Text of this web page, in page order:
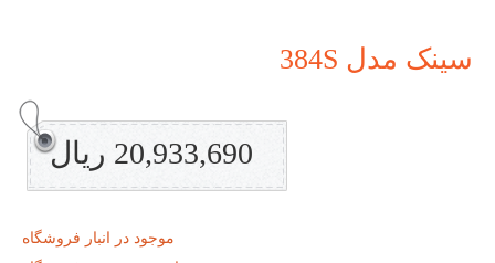
سینک مدل 384S
20,933,690 ریال
موجود در انبار فروشگاه